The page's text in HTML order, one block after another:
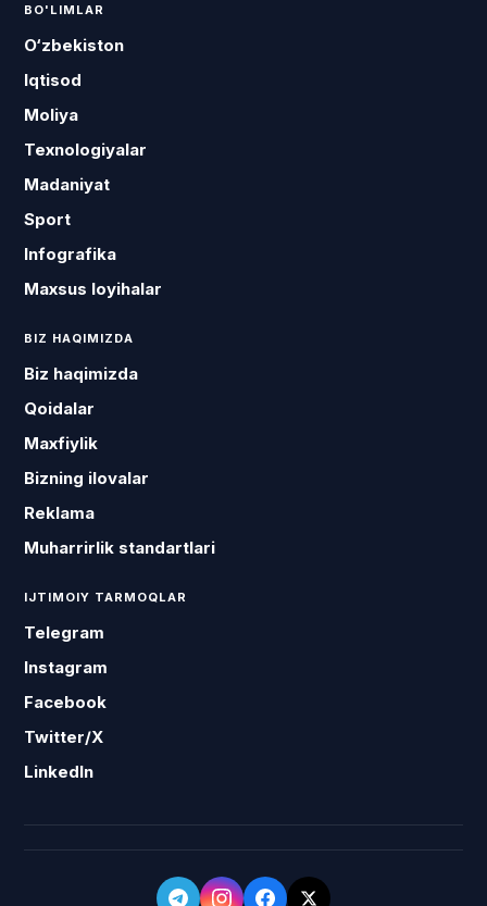
BO'LIMLAR
O‘zbekiston
Iqtisod
Moliya
Texnologiyalar
Madaniyat
Sport
Infografika
Maxsus loyihalar
BIZ HAQIMIZDA
Biz haqimizda
Qoidalar
Maxfiylik
Bizning ilovalar
Reklama
Muharrirlik standartlari
IJTIMOIY TARMOQLAR
Telegram
Instagram
Facebook
Twitter/X
LinkedIn